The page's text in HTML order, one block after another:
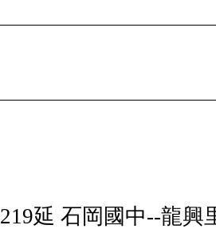
219延 石岡國中--龍興